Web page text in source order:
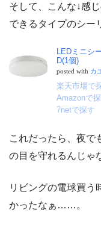
そして、こんな↓感
できるタイプのシー
LEDミニシ
D(1個)
posted with カ
楽天市場で
Amazonで
7netで探す
これだったら、夜で
の目を守れるんじゃ
リビングの電球買う
かったなぁ……。